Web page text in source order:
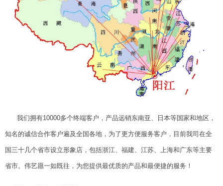
我们拥有10000多个终端客户，产品远销东南亚、日本等国家和地区，
知名的诚信合作客户遍及全国各地，为了更方便服务客户，目前我司在全
国三十几个省市设立形象店，包括浙江、福建、江苏、上海和广东等主要
省市。伟艺愿一如既往，为您提供最优质的产品和最便捷的服务！